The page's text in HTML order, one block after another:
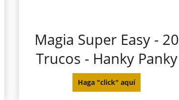
Magia Super Easy - 20
Trucos - Hanky Panky
Haga "click" aquí